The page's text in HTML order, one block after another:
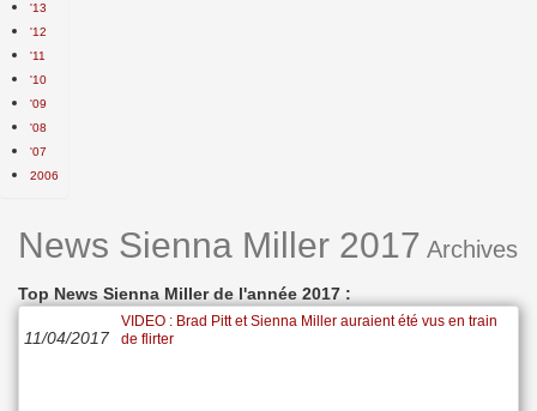
'13
'12
'11
'10
'09
'08
'07
2006
News Sienna Miller 2017 Archives
Top News Sienna Miller de l'année 2017 :
11/04/2017
VIDEO : Brad Pitt et Sienna Miller auraient été vus en train
de flirter